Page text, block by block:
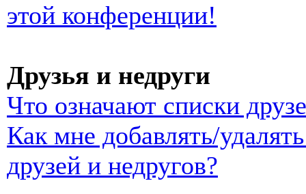
этой конференции!
Друзья и недруги
Что означают списки
Как мне добавлять/
друзей и недругов?